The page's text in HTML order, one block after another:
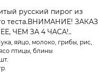
русский пирог из
теста.ВНИМАНИЕ! ЗАКАЗ
ЧЕМ ЗА 4 ЧАСА!..
яйцо, молоко, грибы, рис,
птицы, блины